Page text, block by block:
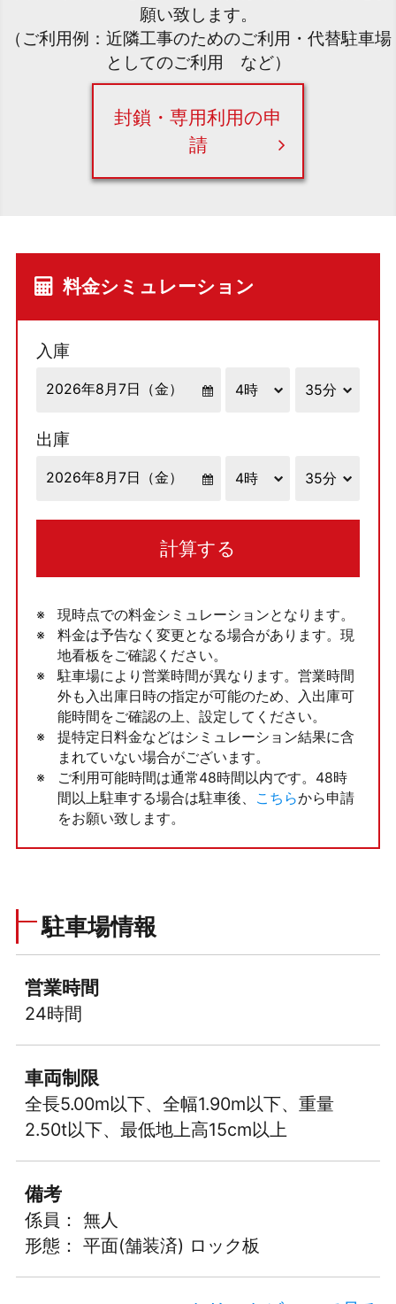
願い致します。
（ご利用例：近隣工事のためのご利用・代替駐車場
としてのご利用 など）
封鎖・専用利用の申
請
料金シミュレーション
入庫
出庫
計算する
現時点での料金シミュレーションとなります。
料金は予告なく変更となる場合があります。現
地看板をご確認ください。
駐車場により営業時間が異なります。営業時間
外も入出庫日時の指定が可能のため、入出庫可
能時間をご確認の上、設定してください。
提特定日料金などはシミュレーション結果に含
まれていない場合がございます。
ご利用可能時間は通常48時間以内です。48時
間以上駐車する場合は駐車後、
こちらから申請
をお願い致します。
駐車場情報
営業時間
24時間
車両制限
全長5.00m以下、全幅1.90m以下、重量
2.50t以下、最低地上高15cm以上
備考
係員： 無人
形態： 平面(舗装済) ロック板